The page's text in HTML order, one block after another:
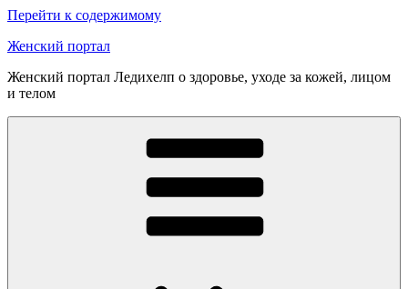
Перейти к содержимому
Женский портал
Женский портал Ледихелп о здоровье, уходе за кожей, лицом
и телом